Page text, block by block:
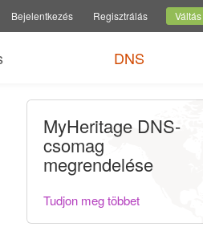
Jelenlegi webhely
Bejelentkezés Regisztrálás
DNS
MyHeritage DNS-
csomag
megrendelése
Tudjon meg többet